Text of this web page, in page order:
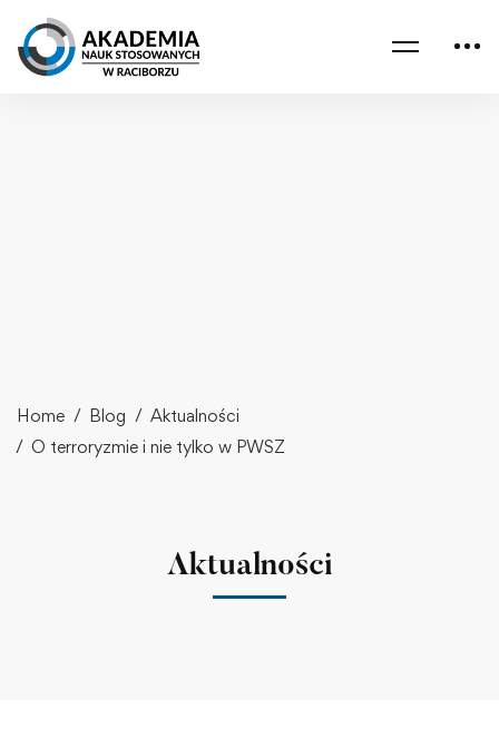
Home Blog
Aktualności
O terroryzmie i nie tylko w PWSZ
Aktualności